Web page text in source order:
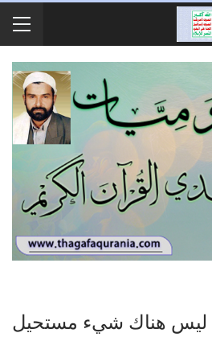
ليس هناك شيء مستحيل